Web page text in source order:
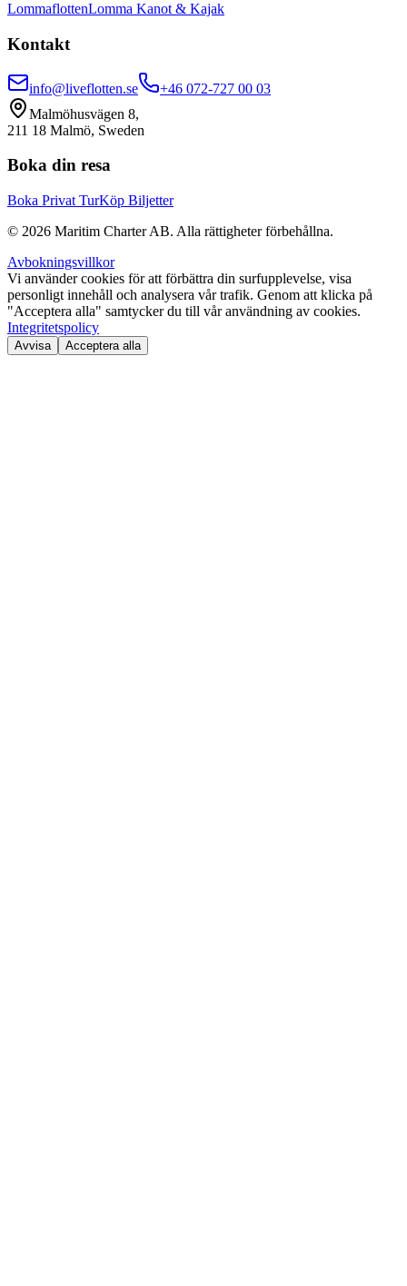
LommaflottenLomma Kanot & Kajak
Kontakt
info@liveflotten.se
+46 072-727 00 03
Malmöhusvägen 8,
211 18 Malmö, Sweden
Boka din resa
Boka Privat TurKöp Biljetter
© 2026 Maritim Charter AB. Alla rättigheter förbehållna.
Avbokningsvillkor
Vi använder cookies för att förbättra din surfupplevelse, visa
personligt innehåll och analysera vår trafik. Genom att klicka på
"Acceptera alla" samtycker du till vår användning av cookies.
Integritetspolicy
Avvisa Acceptera alla